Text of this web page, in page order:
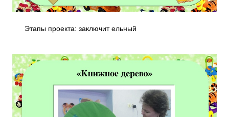
Этапы проекта: заключит ельный